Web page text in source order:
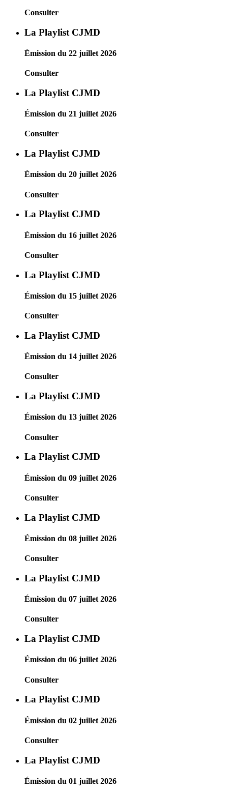
Consulter
La Playlist CJMD
Émission du 22 juillet 2026
Consulter
La Playlist CJMD
Émission du 21 juillet 2026
Consulter
La Playlist CJMD
Émission du 20 juillet 2026
Consulter
La Playlist CJMD
Émission du 16 juillet 2026
Consulter
La Playlist CJMD
Émission du 15 juillet 2026
Consulter
La Playlist CJMD
Émission du 14 juillet 2026
Consulter
La Playlist CJMD
Émission du 13 juillet 2026
Consulter
La Playlist CJMD
Émission du 09 juillet 2026
Consulter
La Playlist CJMD
Émission du 08 juillet 2026
Consulter
La Playlist CJMD
Émission du 07 juillet 2026
Consulter
La Playlist CJMD
Émission du 06 juillet 2026
Consulter
La Playlist CJMD
Émission du 02 juillet 2026
Consulter
La Playlist CJMD
Émission du 01 juillet 2026